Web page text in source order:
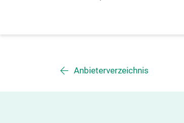
Anbieterverzeichnis